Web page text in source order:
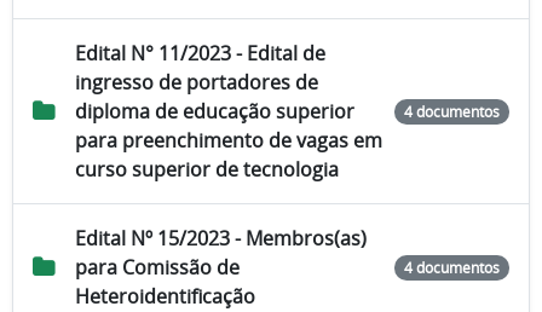
Edital N° 11/2023 - Edital de
ingresso de portadores de
diploma de educação superior
para preenchimento de vagas em
curso superior de tecnologia
4 documentos
Edital Nº 15/2023 - Membros(as)
para Comissão de
Heteroidentificação
4 documentos